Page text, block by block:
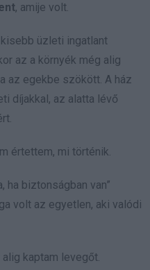
, amije volt.
üzleti ingatlant
az a környék még alig
az egekbe szökött. A ház
díjakkal, az alatta lévő
értettem, mi történik.
ha biztonságban van”
volt az egyetlen, aki valódi
kaptam levegőt.